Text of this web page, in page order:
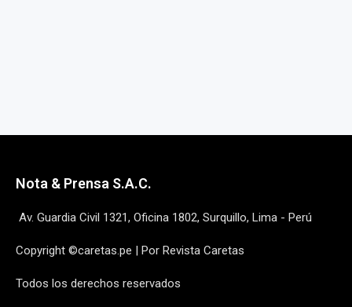
Nota & Prensa S.A.C.
Av. Guardia Civil 1321, Oficina 1802, Surquillo, Lima - Perú
Copyright ©caretas.pe | Por Revista Caretas
Todos los derechos reservados